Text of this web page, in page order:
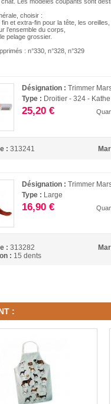
choisir :
et extra-fin pour la tête, les oreilles,
l’ensemble du corps,
pelage grossier.
: n°330, n°328, n°329
Désignation :Trimmer
Type : Droitier - 324 -
25,20 €
: 313241
Désignation :Trimmer
Type : Large
16,90 €
: 313282
: 15 dents
: